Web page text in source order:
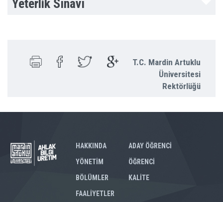
Yeterlik Sınavı
T.C. Mardin Artuklu
Üniversitesi
Rektörlüğü
HAKKINDA
YÖNETİM
BÖLÜMLER
ADAY ÖĞRENCİ
ÖĞRENCİ
KALİTE
FAALİYETLER